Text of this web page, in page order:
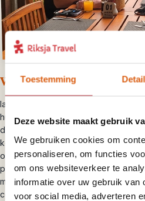
Toestemming
Deze website maakt gebruik
We gebruiken cookies om
personaliseren, om functies
om ons websiteverkeer te
informatie over uw gebruik van
voor social media, adverteren
Wat mee te nemen tijdens
lakenzak en eventueel een
huur)
dagrugzak, zaklamp en waterfles
korte en lange broek, shirt met korte
of poncho
petje tegen zon, zonnebrandcrème
met Deet
comfortabele schoenen of open